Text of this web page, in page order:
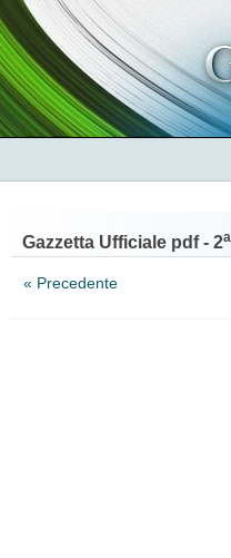
Gazzetta Ufficiale pdf - 2a
« Precedente